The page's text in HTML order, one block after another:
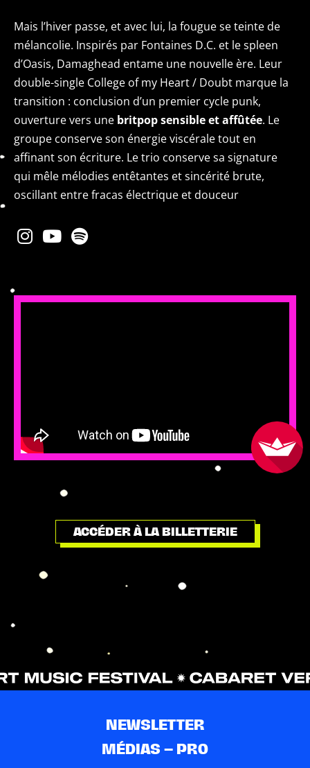
Mais l’hiver passe, et avec lui, la fougue se teinte de
mélancolie. Inspirés par Fontaines D.C. et le spleen
d’Oasis, Damaghead entame une nouvelle ère. Leur
double-single College of my Heart / Doubt marque la
transition : conclusion d’un premier cycle punk,
ouverture vers une britpop sensible et affûtée. Le
groupe conserve son énergie viscérale tout en
affinant son écriture. Le trio conserve sa signature
qui mêle mélodies entêtantes et sincérité brute,
oscillant entre fracas électrique et douceur
ACCÉDER À LA BILLETTERIE
NEWSLETTER
MÉDIAS – PRO